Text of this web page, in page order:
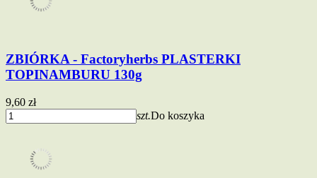
ZBIÓRKA - Factoryherbs PLASTERKI
TOPINAMBURU 130g
9,60 zł
szt.Do koszyka